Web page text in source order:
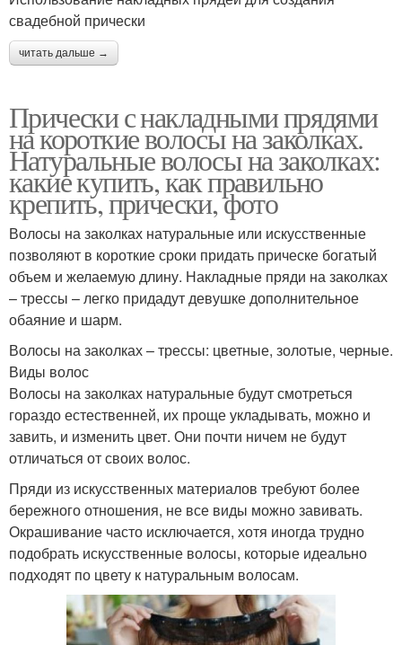
свадебной прически
читать дальше →
Прически с накладными прядями
на короткие волосы на заколках.
Натуральные волосы на заколках:
какие купить, как правильно
крепить, прически, фото
Волосы на заколках натуральные или искусственные
позволяют в короткие сроки придать прическе богатый
объем и желаемую длину. Накладные пряди на заколках
– трессы – легко придадут девушке дополнительное
обаяние и шарм.
Волосы на заколках – трессы: цветные, золотые, черные.
Виды волос
Волосы на заколках натуральные будут смотреться
гораздо естественней, их проще укладывать, можно и
завить, и изменить цвет. Они почти ничем не будут
отличаться от своих волос.
Пряди из искусственных материалов требуют более
бережного отношения, не все виды можно завивать.
Окрашивание часто исключается, хотя иногда трудно
подобрать искусственные волосы, которые идеально
подходят по цвету к натуральным волосам.